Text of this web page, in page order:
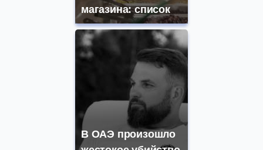
магазина: список
В ОАЭ произошло